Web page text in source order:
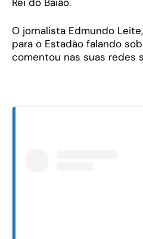
O jornalista Edmundo
para o Estadão falando
comentou nas suas redes